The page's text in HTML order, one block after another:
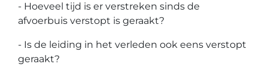
- Hoeveel tijd is er verstreken sinds de
afvoerbuis verstopt is geraakt?
- Is de leiding in het verleden ook eens verstopt
geraakt?